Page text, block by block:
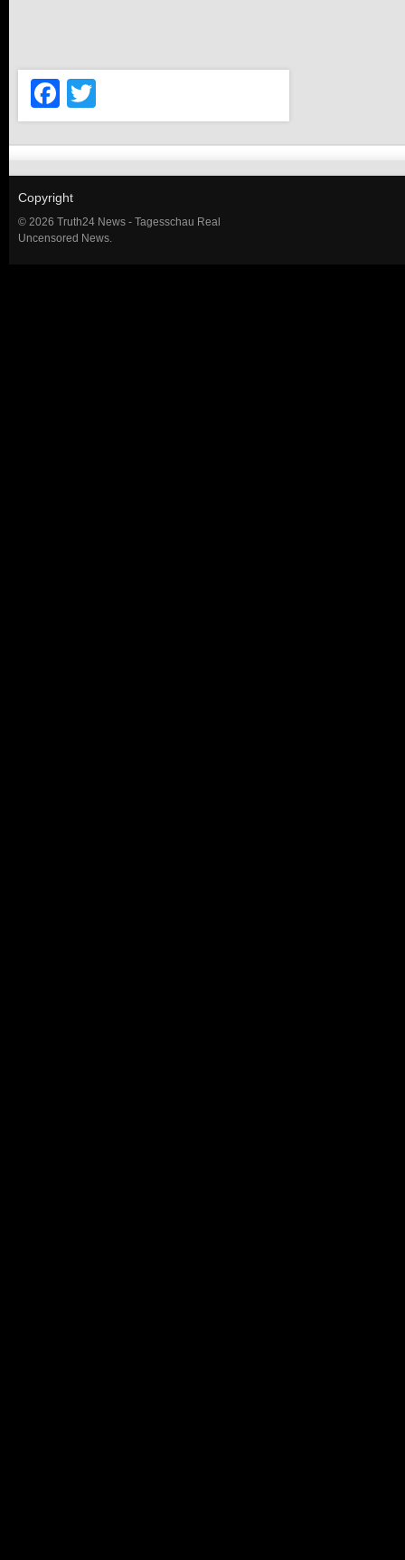
Facebook
Copyright
© 2026 Truth24 News - Tagesschau Real
Uncensored News.